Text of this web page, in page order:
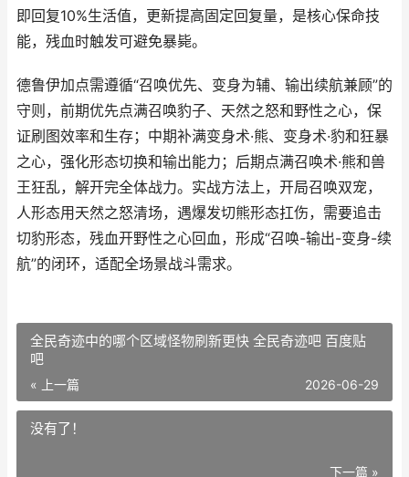
即回复10%生活值，更新提高固定回复量，是核心保命技
能，残血时触发可避免暴毙。
德鲁伊加点需遵循“召唤优先、变身为辅、输出续航兼顾”的
守则，前期优先点满召唤豹子、天然之怒和野性之心，保
证刷图效率和生存；中期补满变身术·熊、变身术·豹和狂暴
之心，强化形态切换和输出能力；后期点满召唤术·熊和兽
王狂乱，解开完全体战力。实战方法上，开局召唤双宠，
人形态用天然之怒清场，遇爆发切熊形态扛伤，需要追击
切豹形态，残血开野性之心回血，形成“召唤-输出-变身-续
航”的闭环，适配全场景战斗需求。
全民奇迹中的哪个区域怪物刷新更快 全民奇迹吧 百度贴
吧
« 上一篇 2026-06-29
没有了！
下一篇 »